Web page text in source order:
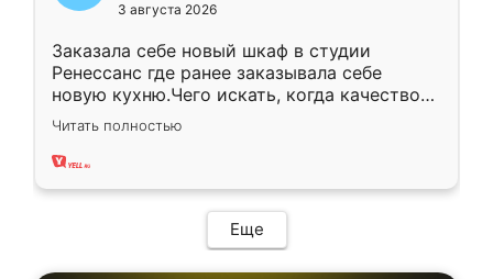
3 августа 2026
Заказала себе новый шкаф в студии
Ренессанс где ранее заказывала себе
новую кухню.Чего искать, когда качеством
вполне довольна. Служит кухня уже почти
два года, нареканий нет.
Читать полностью
Еще